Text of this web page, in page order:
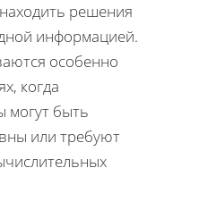
решения
информацией.
особенно
когда
могут быть
или требуют